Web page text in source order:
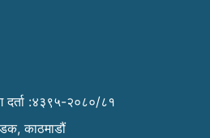
दर्ता :४३९५-२०८०/८१
काठमाडौं